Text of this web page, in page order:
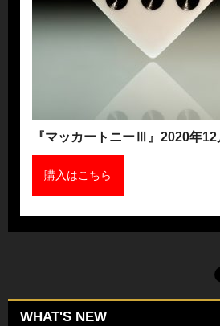
『マッカートニーⅢ』2020年
購入はこちら
WHAT'S NEW